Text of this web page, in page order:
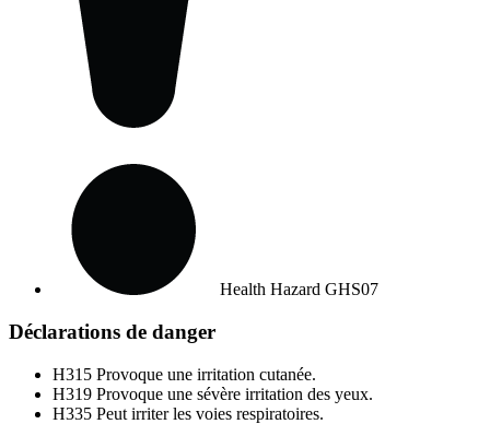
Health Hazard GHS07
Déclarations de danger
H315 Provoque une irritation cutanée.
H319 Provoque une sévère irritation des yeux.
H335 Peut irriter les voies respiratoires.